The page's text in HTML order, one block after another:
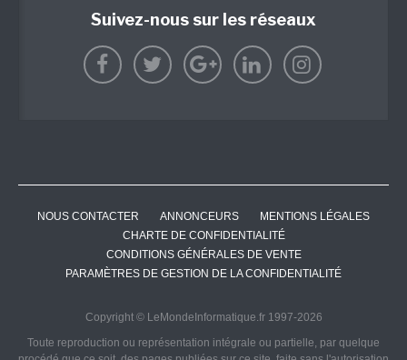
Suivez-nous sur les réseaux
NOUS CONTACTER ANNONCEURS
MENTIONS LÉGALES
CHARTE DE CONFIDENTIALITÉ
CONDITIONS GÉNÉRALES DE VENTE
PARAMÈTRES DE GESTION DE LA CONFIDENTIALITÉ
Copyright © LeMondeInformatique.fr 1997-2026
Toute reproduction ou représentation intégrale ou partielle, par quelque